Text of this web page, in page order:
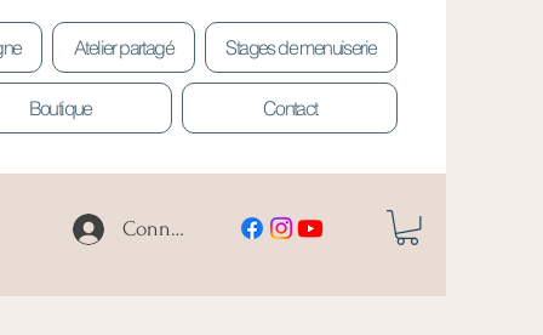
Atelier partagé Stages de menuiserie
Boutique Contact
Connexion